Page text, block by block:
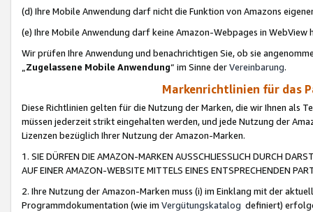
(d) Ihre Mobile Anwendung darf nicht die Funktion von Amazons
(e) Ihre Mobile Anwendung darf keine Amazon-Webpages in WebView
Wir prüfen Ihre Anwendung und benachrichtigen Sie, ob sie
„Zugelassene Mobile Anwendung“ im Sinne derVereinbarung.
Markenrichtlinien für das
Diese Richtlinien gelten für die Nutzung der Marken, die wir Ihnen als
müssen jederzeit strikt eingehalten werden, und jede Nutzung der
Lizenzen bezüglich Ihrer Nutzung der Amazon-Marken.
1. SIE DÜRFEN DIE AMAZON-MARKEN AUSSCHLIESSLICH DURCH
AUF EINER AMAZON-WEBSITE MITTELS EINES ENTSPRECHENDEN
2. Ihre Nutzung der Amazon-Marken muss (i) im Einklang mit der
Programmdokumentation (wie im Vergütungskatalog definiert)